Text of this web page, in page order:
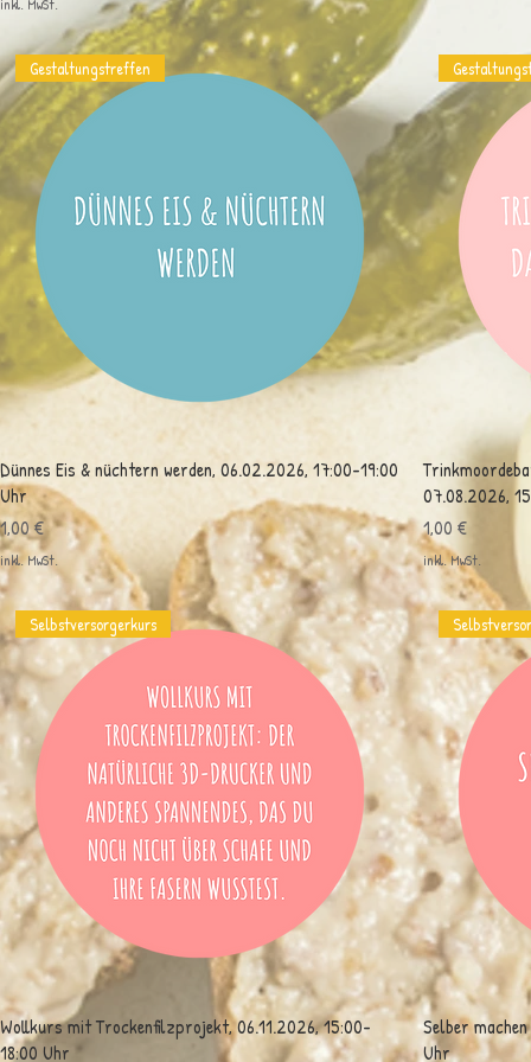
inkl. MwSt.
Gestaltungstreffen
Dünnes Eis & nüchtern werden, 06.02.2026, 17:00-19:00
Uhr
1,00 €
inkl. MwSt.
07.08.2026,
Preis
1,00 €
inkl. MwSt.
Selbstversorgerkurs
Wollkurs mit Trockenfilzprojekt, 06.11.2026, 15:00-
18:00 Uhr
Selber
Uhr